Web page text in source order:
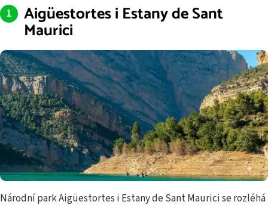
Aigüestortes i Estany de Sant
Maurici
Národní park Aigüestortes i Estany de Sant Maurici se rozléhá